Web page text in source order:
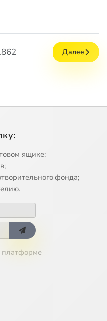
Далее
ящике:
фонда;
платформе